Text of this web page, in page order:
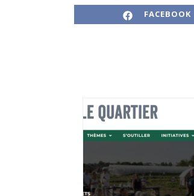
SHARE ON
FACEBOOK